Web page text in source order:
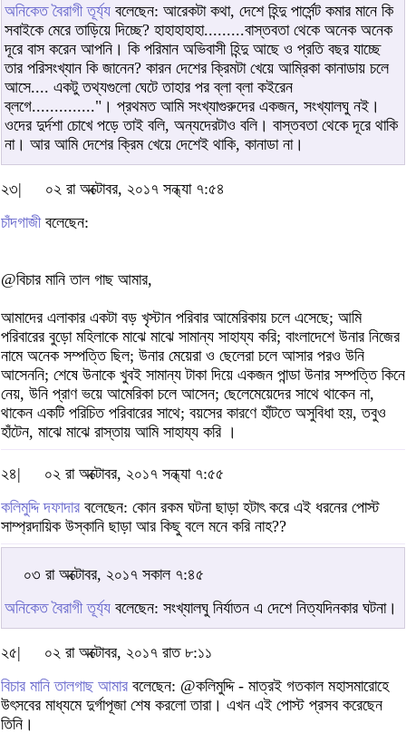
অনিকেত বৈরাগী তূর্য্য বলেছেন: আরেকটা কথা, দেশে হিন্দু পার্সেন্ট কমার মানে কি
সবাইকে মেরে তাড়িয়ে দিচ্ছে? হাহাহাহাহা.........বাস্তবতা থেকে অনেক অনেক
দূরে বাস করেন আপনি। কি পরিমান অভিবাসী হিন্দু আছে ও প্রতি বছর যাচ্ছে
তার পরিসংখ্যান কি জানেন? কারন দেশের ক্রিমটা খেয়ে আম্রিকা কানাডায় চলে
আসে.... একটু তথ্যগুলো ঘেটে তাহার পর ব্লা ব্লা কইরেন
ব্লগে.............."। প্রথমত আমি সংখ্যাগুরুদের একজন, সংখ্যালঘু নই।
ওদের দুর্দশা চোখে পড়ে তাই বলি, অন্যদেরটাও বলি। বাস্তবতা থেকে দূরে থাকি
না। আর আমি দেশের ক্রিম খেয়ে দেশেই থাকি, কানাডা না।
২৩|
০২ রা অক্টোবর, ২০১৭ সন্ধ্যা ৭:৫৪
চাঁদগাজীবলেছেন:
@বিচার মানি তাল গাছ আমার,
আমাদের এলাকার একটা বড় খৃস্টান পরিবার আমেরিকায় চলে এসেছে; আমি
পরিবারের বুড়ো মহিলাকে মাঝে মাঝে সামান্য সাহায্য করি; বাংলাদেশে উনার নিজের
নামে অনেক সম্পত্তি ছিল; উনার মেয়েরা ও ছেলেরা চলে আসার পরও উনি
আসেননি; শেষে উনাকে খুবই সামান্য টাকা দিয়ে একজন পান্ডা উনার সম্পত্তি কিনে
নেয়, উনি প্রাণ ভয়ে আমেরিকা চলে আসেন; ছেলেমেয়েদের সাথে থাকেন না,
থাকেন একটি পরিচিত পরিবারের সাথে; বয়সের কারণে হাঁটতে অসুবিধা হয়, তবুও
হাঁটেন, মাঝে মাঝে রাস্তায় আমি সাহায্য করি ।
২৪|
০২ রা অক্টোবর, ২০১৭ সন্ধ্যা ৭:৫৫
কলিমুদ্দি দফাদার বলেছেন: কোন রকম ঘটনা ছাড়া হটাৎ করে এই ধরনের পোস্ট
সাম্প্রদায়িক উস্কানি ছাড়া আর কিছু বলে মনে করি নাহ??
০৩ রা অক্টোবর, ২০১৭ সকাল ৭:৪৫
অনিকেত বৈরাগী তূর্য্য বলেছেন: সংখ্যালঘু নির্যাতন এ দেশে নিত্যদিনকার ঘটনা।
২৫|
০২ রা অক্টোবর, ২০১৭ রাত ৮:১১
বিচার মানি তালগাছ আমার বলেছেন: @কলিমুদ্দি - মাত্রই গতকাল মহাসমারোহে
উৎসবের মাধ্যমে দুর্গাপূজা শেষ করলো তারা। এখন এই পোস্ট প্রসব করেছেন
তিনি।